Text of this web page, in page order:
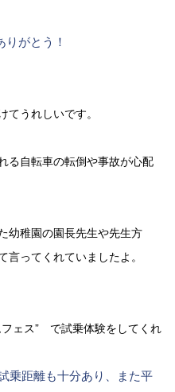
がとう！
うれしいです。
る自転車の転倒や事故が心配
幼稚園の園長先生や先生方
ってくれていましたよ。
ェス”　で試乗体験をしてくれ
乗距離も十分あり、また平